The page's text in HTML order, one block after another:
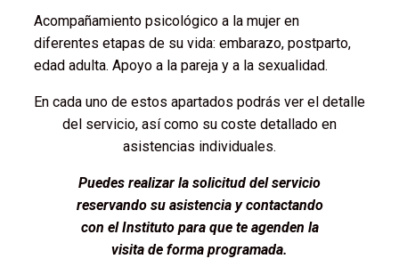
Acompañamiento psicológico a la mujer en
diferentes etapas de su vida: embarazo, postparto,
edad adulta. Apoyo a la pareja y a la sexualidad.
En cada uno de estos apartados podrás ver el detalle
del servicio, así como su coste detallado en
asistencias individuales.
Puedes realizar la solicitud del servicio
reservando su asistencia y contactando
con el Instituto para que te agenden la
visita de forma programada.